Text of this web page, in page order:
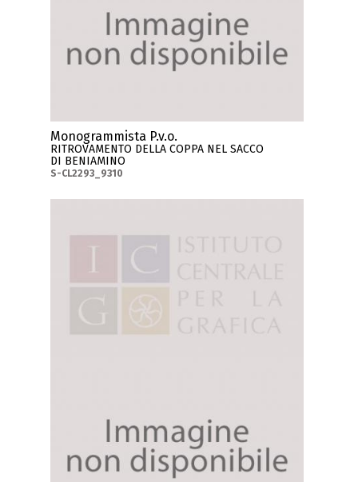
Monogrammista P.v.o.
RITROVAMENTO DELLA COPPA NEL SACCO
DI BENIAMINO
S-CL2293_9310